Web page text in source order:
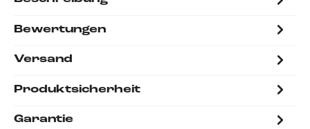
Bewertungen
Versand
Produktsicherheit
Garantie